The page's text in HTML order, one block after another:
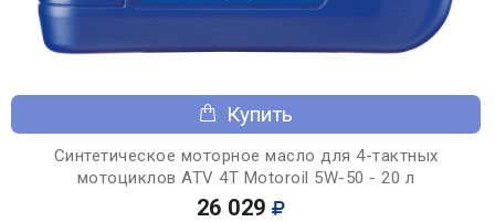
Купить
Синтетическое моторное масло для 4-тактных
мотоциклов ATV 4T Motoroil 5W-50 - 20 л
26 029